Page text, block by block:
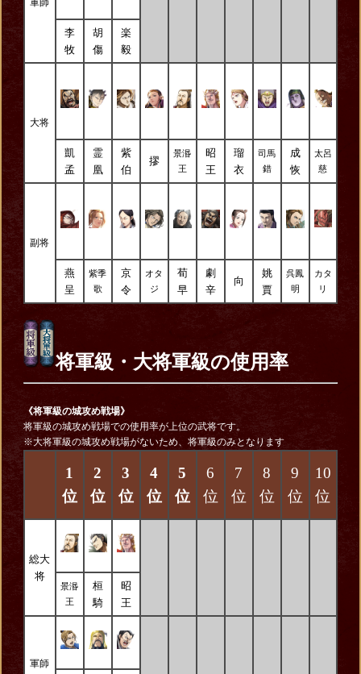
軍師
李
牧
胡
傷
楽
毅
大将
凱
孟
霊
凰
紫
伯
摎
景湣
王
昭
王
瑠
衣
司馬
錯
成
恢
太呂
慈
副将
燕
呈
紫季
歌
京
令
オタ
ジ
荀
早
劇
辛
向
姚
賈
呉鳳
明
カタ
リ
将軍級・大将軍級の使用率
《将軍級の城攻め戦場》
将軍級の城攻め戦場での使用率が上位の武将です。
※大将軍級の城攻め戦場がないため、将軍級のみとなります
1
位
2
位
3
位
4
位
5
位
6
位
7
位
8
位
9
位
10
位
総大
将
景湣
王
桓
騎
昭
王
軍師